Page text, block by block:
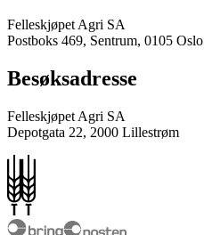
Felleskjøpet Agri SA
Postboks 469, Sentrum, 0105 Oslo
Besøksadresse
Felleskjøpet Agri SA
Depotgata 22, 2000 Lillestrøm